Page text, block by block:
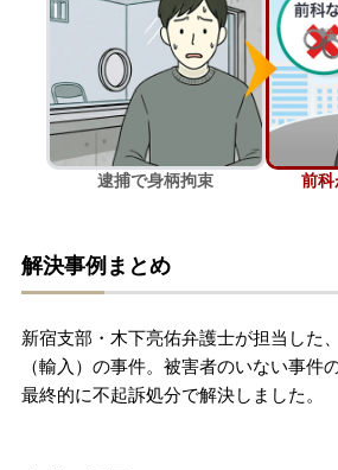
接見・面会を弁護士に依頼
刑事事件を示談で解決したい
弁護士紹介
弁護士費用
逮捕で身柄拘束 前科
解決事例まとめ
新宿支部・木下亮佑弁護士が担当した
（輸入）の事件。被害者のいない事件
最終的に不起訴処分で解決しました。